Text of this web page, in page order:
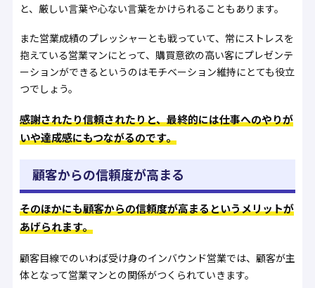
と、厳しい言葉や心ない言葉をかけられることもあります。
また営業成績のプレッシャーとも戦っていて、常にストレスを
抱えている営業マンにとって、購買意欲の高い客にプレゼンテ
ーションができるというのはモチベーション維持にとても役立
つでしょう。
感謝されたり信頼されたりと、最終的には仕事へのやりが
いや達成感にもつながるのです。
顧客からの信頼度が高まる
そのほかにも顧客からの信頼度が高まるというメリットが
あげられます。
顧客目線でのいわば受け身のインバウンド営業では、顧客が主
体となって営業マンとの関係がつくられていきます。